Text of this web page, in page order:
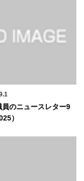
員のニュースレター9
）